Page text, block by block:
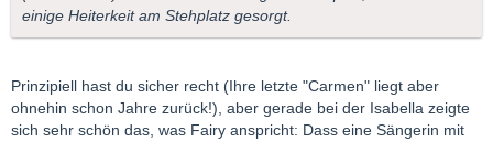
einige Heiterkeit am Stehplatz gesorgt.
Prinzipiell hast du sicher recht (Ihre letzte "Carmen" liegt aber
ohnehin schon Jahre zurück!), aber gerade bei der Isabella zeigte
sich sehr schön das, was Fairy anspricht: Dass eine Sängerin mit